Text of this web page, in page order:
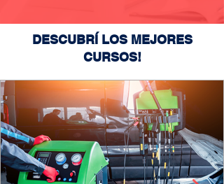
DESCUBRÍ LOS MEJORES
CURSOS!